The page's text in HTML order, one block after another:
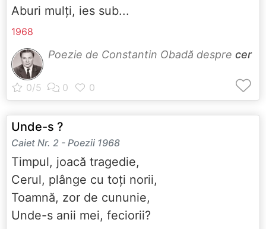
Aburi mulți, ies sub...
1968
Poezie de Constantin Obadă despre cer
Unde-s ?
Caiet Nr. 2 - Poezii 1968
Timpul, joacă tragedie,
Cerul, plânge cu toți norii,
Toamnă, zor de cununie,
Unde-s anii mei, feciorii?